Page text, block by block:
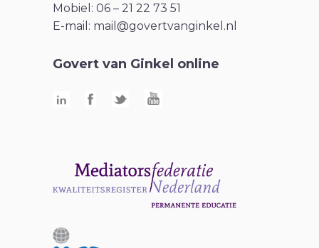
Mobiel: 06 – 21 22 73 51
E-mail: mail@govertvanginkel.nl
Govert van Ginkel online